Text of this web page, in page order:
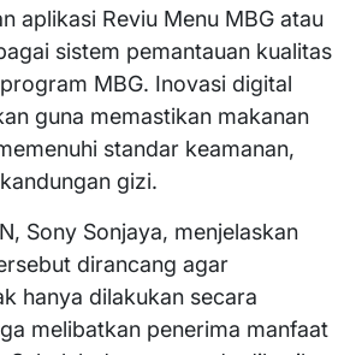
aplikasi Reviu Menu MBG atau
sistem pemantauan kualitas
MBG. Inovasi digital
guna memastikan makanan
standar keamanan,
gizi.
Sony Sonjaya, menjelaskan
dirancang agar
hanya dilakukan secara
melibatkan penerima manfaat